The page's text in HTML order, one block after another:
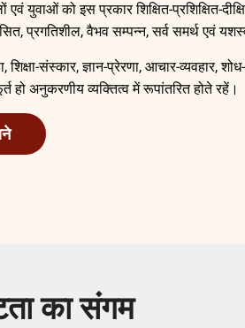
एवं युवाओं को इस प्रकार शिक्षित-प्रशिक्षित-
प्रगतिशील, वैभव सम्पन्न, सर्व समर्थ एवं
शिक्षा-संस्कार, ज्ञान-प्रेरणा, आचार-व्यवहार,
हो अनुकरणीय व्यक्तित्व में रूपांतरित होते रहें।
का संगम